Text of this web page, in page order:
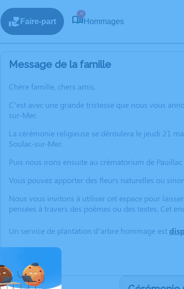
Faire-part
18
Hommages
Message de la famille
Chère famille, chers amis,
C’est avec une grande tristesse que nous vous
sur-Mer.
La cérémonie religieuse se déroulera le jeudi 21
Soulac-sur-Mer.
Puis nous irons ensuite au crématorium de
Vous pouvez apporter des fleurs naturelles ou
Nous vous invitons à utiliser cet espace pour
pensées à travers des poèmes ou des textes. Cet
Un service de plantation d’arbre hommage est